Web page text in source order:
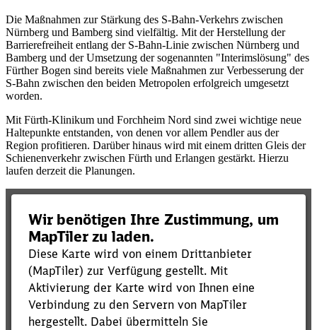
Die Maßnahmen zur Stärkung des S-Bahn-Verkehrs zwischen
Nürnberg und Bamberg sind vielfältig. Mit der Herstellung der
Barrierefreiheit entlang der S-Bahn-Linie zwischen Nürnberg und
Bamberg und der Umsetzung der sogenannten "Interimslösung" des
Fürther Bogen sind bereits viele Maßnahmen zur Verbesserung der
S-Bahn zwischen den beiden Metropolen erfolgreich umgesetzt
worden.
Mit Fürth-Klinikum und Forchheim Nord sind zwei wichtige neue
Haltepunkte entstanden, von denen vor allem Pendler aus der
Region profitieren. Darüber hinaus wird mit einem dritten Gleis der
Schienenverkehr zwischen Fürth und Erlangen gestärkt. Hierzu
laufen derzeit die Planungen.